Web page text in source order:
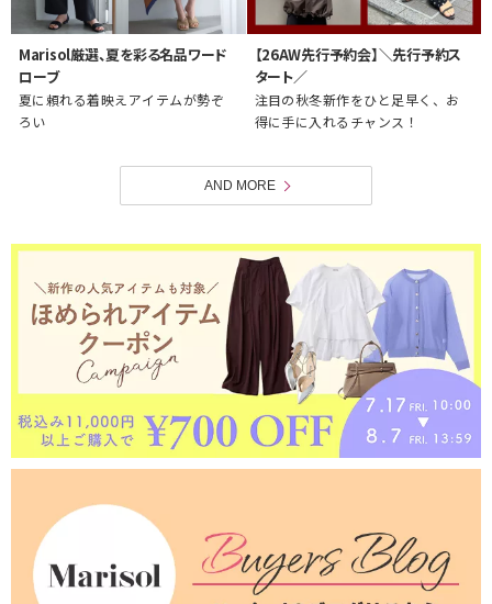
Marisol厳選、夏を彩る名品ワード
ローブ
夏に頼れる着映えアイテムが勢ぞ
ろい
【26AW先行予約会】＼先行予約ス
タート／
注目の秋冬新作をひと足早く、お
得に手に入れるチャンス！
AND MORE